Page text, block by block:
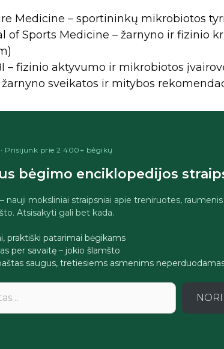
Medicine – sportininkų mikrobiotos
of Sports Medicine – žarnyno ir fizinio
– fizinio aktyvumo ir mikrobiotos
žarnyno sveikatos ir mitybos
· Prisijunk prie 2 400+ bėgikų
bėgimo enciklopedijos
nauji moksliniai straipsniai apie treniruotes,
Atsisakyti gali bet kada.
praktiški patarimai bėgikams
per savaitę – jokio šlamšto
saugus, tretiesiems asmenims